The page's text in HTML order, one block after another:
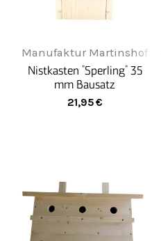
Manufaktur Martinshof
Nistkasten "Sperling" 35
mm Bausatz
21,95€